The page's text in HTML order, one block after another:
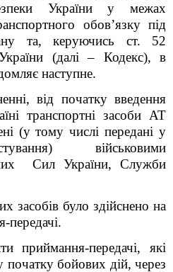
України у межах
обов’язку під
та, керуючись ст. 52
(далі – Кодекс), в
наступне.
від початку введення
транспортні засоби АТ
(у тому числі передані у
військовими
Сил України, Служби
засобів було здійснено на
передачі.
приймання-передачі, які
початку бойових дій, через